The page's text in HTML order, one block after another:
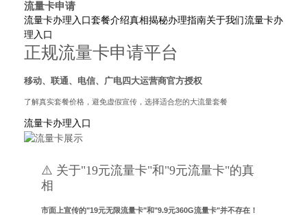
流量卡申请
流量卡办理入口套餐介绍真相揭秘办理指南关于我们流量卡办
理入口
正规流量卡申请平台
移动、联通、电信、广电四大运营商官方授权
了解真实套餐价格，避免虚假宣传，选择适合您的大流量套餐
流量卡办理入口
⚠️ 关于"19元流量卡"和"9元流量卡"的真
相
市面上宣传的"19元无限流量卡"和"9.9元360G流量卡"并不存在！